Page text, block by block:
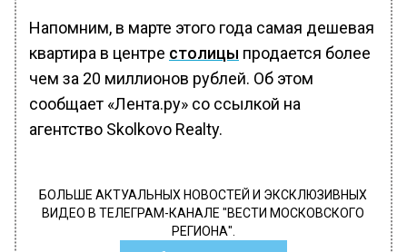
Напомним, в марте этого года самая дешевая
квартира в центре столицы продается более
чем за 20 миллионов рублей. Об этом
сообщает «Лента.ру» со ссылкой на
агентство Skolkovo Realty.
БОЛЬШЕ АКТУАЛЬНЫХ НОВОСТЕЙ И ЭКСКЛЮЗИВНЫХ
ВИДЕО В ТЕЛЕГРАМ-КАНАЛЕ "ВЕСТИ МОСКОВСКОГО
РЕГИОНА".